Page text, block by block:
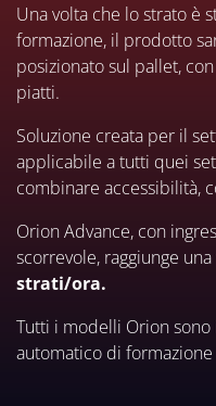
Una volta che lo strato è
formazione, il prodotto
posizionato sul pallet,
piatti.
Soluzione creata per il
applicabile a tutti quei
combinare accessibilità,
Orion Advance, con
scorrevole, raggiunge una
strati/ora.
Tutti i modelli Orion
automatico di